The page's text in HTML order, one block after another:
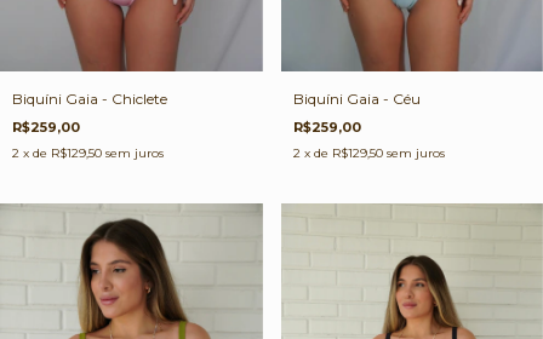
Biquíni Gaia - Chiclete
R$259,00
2 x de R$129,50 sem juros
Biquíni Gaia - Céu
R$259,00
2 x de R$129,50 sem juros